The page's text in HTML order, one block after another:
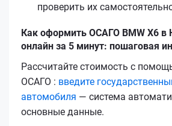
проверить их
Как оформить ОСАГО BMW X6
онлайн за 5 минут: пошаговая
Рассчитайте стоимость с
ОСАГО : введите
автомобиля — система
основные данные.